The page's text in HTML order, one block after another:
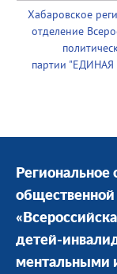
Хабаровское
отделение
партии "ЕДИНАЯ
общественной
детей-
ментальными